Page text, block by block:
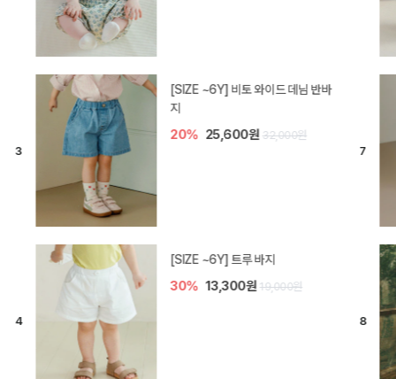
[SIZE ~6Y] 라핀 카프리 팬츠
30%
엘로디 니트 아기 바지
20% 16,000원 20,000원